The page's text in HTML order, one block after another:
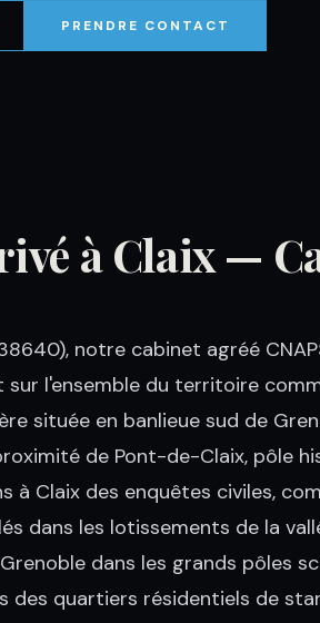
PRENDRE CONTACT
à Claix —
notre cabinet agréé
sur l'ensemble du territoire
située en banlieue sud de
de Pont-de-Claix, pôle
à Claix des enquêtes civiles,
dans les lotissements de la
dans les grands pôles
des quartiers résidentiels de